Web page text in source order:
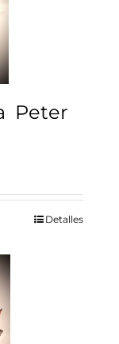
Peter
Detalles